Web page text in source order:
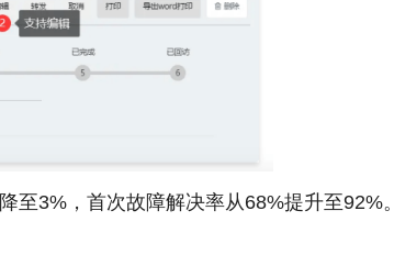
至3%，首次故障解决率从68%提升至92%。